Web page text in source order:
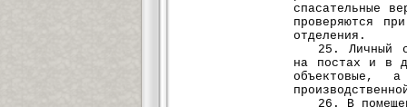
спасательные
проверяются
отделения.
25. Личный
на постах и в
объектовые,
26. В